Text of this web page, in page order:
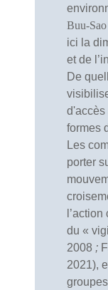
Buu-
ici la
et de
De
d'accès
formes
Les
porter
du «
2008 ;
2021),